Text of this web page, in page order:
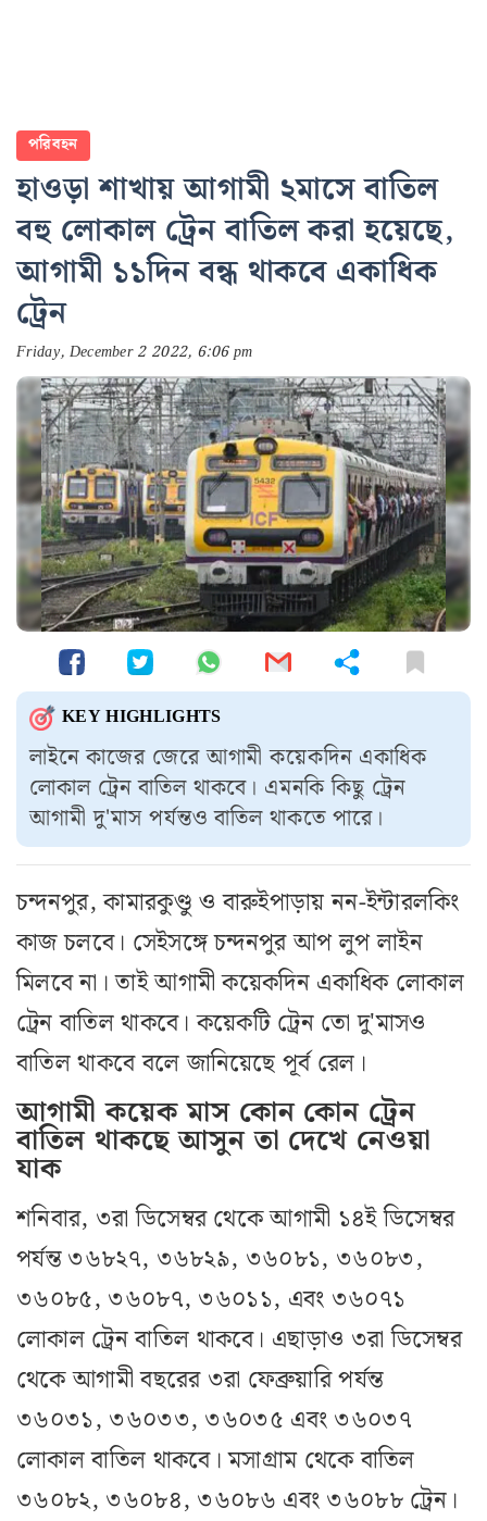
পরিবহন
হাওড়া শাখায় আগামী ২মাসে বাতিল
বহু লোকাল ট্রেন বাতিল করা হয়েছে,
আগামী ১১দিন বন্ধ থাকবে একাধিক
ট্রেন
Friday, December 2 2022, 6:06 pm
KEY HIGHLIGHTS
লাইনে কাজের জেরে আগামী কয়েকদিন একাধিক
লোকাল ট্রেন বাতিল থাকবে। এমনকি কিছু ট্রেন
আগামী দু'মাস পর্যন্তও বাতিল থাকতে পারে।
চন্দনপুর, কামারকুণ্ডু ও বারুইপাড়ায় নন-ইন্টারলকিং
কাজ চলবে। সেইসঙ্গে চন্দনপুর আপ লুপ লাইন
মিলবে না। তাই আগামী কয়েকদিন একাধিক লোকাল
ট্রেন বাতিল থাকবে। কয়েকটি ট্রেন তো দু'মাসও
বাতিল থাকবে বলে জানিয়েছে পূর্ব রেল।
আগামী কয়েক মাস কোন কোন ট্রেন
বাতিল থাকছে আসুন তা দেখে নেওয়া
যাক
শনিবার, ৩রা ডিসেম্বর থেকে আগামী ১৪ই ডিসেম্বর
পর্যন্ত ৩৬৮২৭, ৩৬৮২৯, ৩৬০৮১, ৩৬০৮৩,
৩৬০৮৫, ৩৬০৮৭, ৩৬০১১, এবং ৩৬০৭১
লোকাল ট্রেন বাতিল থাকবে। এছাড়াও ৩রা ডিসেম্বর
থেকে আগামী বছরের ৩রা ফেব্রুয়ারি পর্যন্ত
৩৬০৩১, ৩৬০৩৩, ৩৬০৩৫ এবং ৩৬০৩৭
লোকাল বাতিল থাকবে। মসাগ্রাম থেকে বাতিল
৩৬০৮২, ৩৬০৮৪, ৩৬০৮৬ এবং ৩৬০৮৮ ট্রেন।